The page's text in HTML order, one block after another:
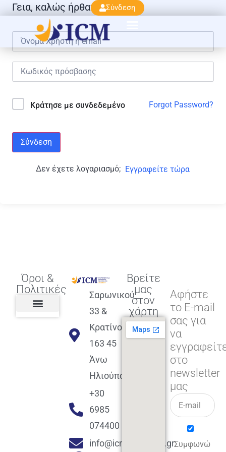
Σύνδεση
Γεια, καλώς ήρθατε πάλι!
Κράτησε με συνδεδεμένο Forgot Password?
Σύνδεση
Δεν έχετε λογαριασμό; Εγγραφείτε τώρα
Όροι &
Πολιτικές
Σαρωνικού
33 &
Κρατίνου
163 45
Άνω
Ηλιούπολη
+30
6985
074400
info@icmacademy.gr
Βρείτε
μας
στον
χάρτη
Αφήστε
το E-mail
σας για
να
στο
newsletter
μας
Συμφωνώ